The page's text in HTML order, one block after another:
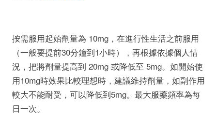
按需服用起始劑量為 10mg，在進行性生活之前服用
（一般要提前30分鐘到1小時），再根據依據個人情
況，把將劑量提高到 20mg 或降低至 5mg。如開始使
用10mg時效果比較理想時，建議維持劑量，如副作用
較大不能耐受，可以降低到5mg。最大服藥頻率為每
日一次。